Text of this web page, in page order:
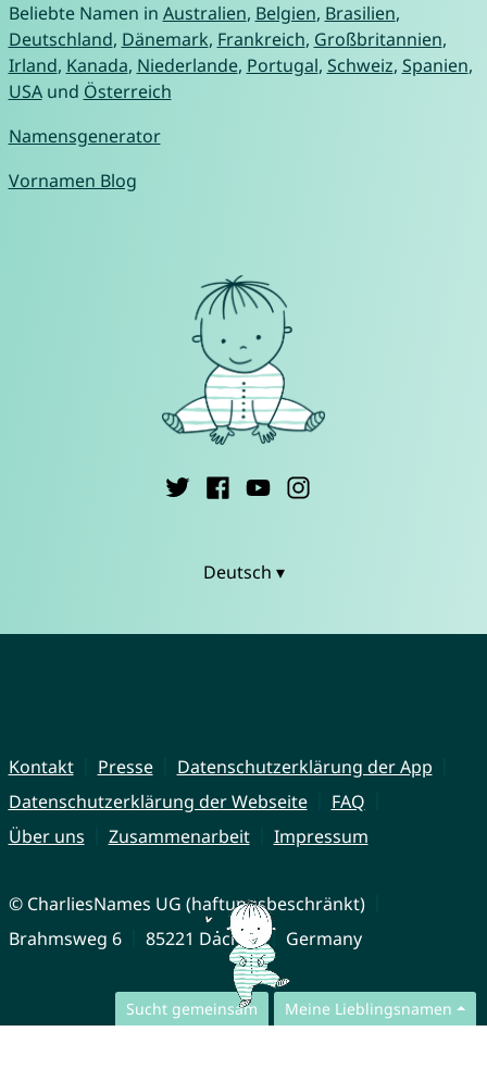
Sucht gemeinsam Meine Lieblingsnamen
Beliebte Namen in Australien, Belgien, Brasilien,
Deutschland, Dänemark, Frankreich, Großbritannien,
Irland, Kanada, Niederlande, Portugal, Schweiz, Spanien,
USAund Österreich
Namensgenerator
Vornamen Blog
Deutsch ▾
Kontakt Presse
Datenschutzerklärung der App
Datenschutzerklärung der Webseite
FAQ
Über uns
Zusammenarbeit Impressum
© CharliesNames UG (haftungsbeschränkt)
Brahmsweg 6
85221 Dachau Germany